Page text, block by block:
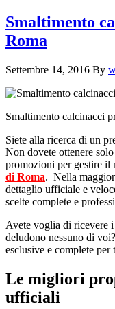
Smaltimento
Roma
Settembre 14, 2016 By
Smaltimento calcinacci
Siete alla ricerca di un
Non dovete ottenere
promozioni per gestire il
di Roma. Nella maggior
dettaglio ufficiale e
scelte complete e
Avete voglia di ricevere
deludono nessuno di
esclusive e complete per
Le migliori
ufficiali